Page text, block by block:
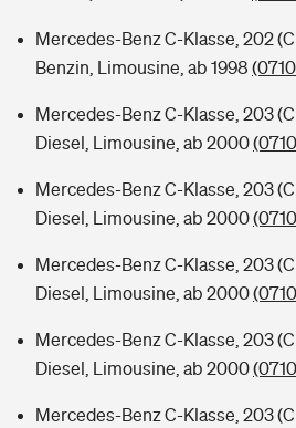
Mercedes-Benz C-Klasse, 202
Benzin, Limousine, ab 1998
Mercedes-Benz C-Klasse, 203
Diesel, Limousine, ab 2000
Mercedes-Benz C-Klasse, 203
Diesel, Limousine, ab 2000
Mercedes-Benz C-Klasse, 203 (C
Diesel, Limousine, ab 2000
Mercedes-Benz C-Klasse, 203 (C
Diesel, Limousine, ab 2000
Mercedes-Benz C-Klasse, 203 (C